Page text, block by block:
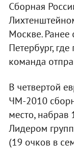
Сборная
Москве. Ранее
Петербург,
команда
В четвертой
ЧМ-2010
место, набрав
Лидером
(19 очков в